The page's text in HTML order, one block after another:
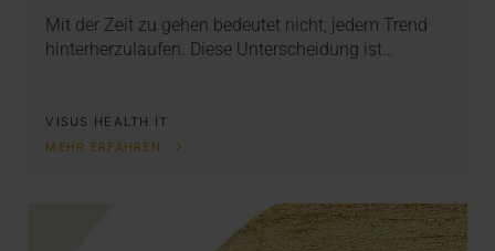
Mit der Zeit zu gehen bedeutet nicht, jedem Trend
hinterherzulaufen. Diese Unterscheidung ist…
VISUS HEALTH IT
MEHR ERFAHREN